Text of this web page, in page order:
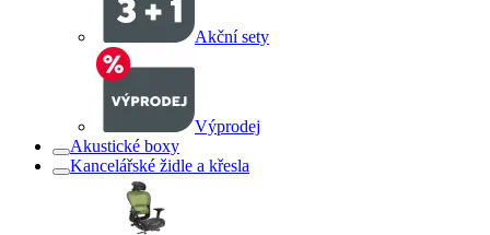
Akční sety
Výprodej
Akustické boxy
Kancelářské židle a křesla